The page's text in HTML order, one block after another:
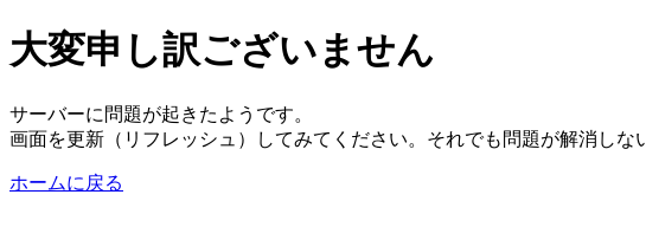
大変申し訳ございません
サーバーに問題が起きたようです。
画面を更新（リフレッシュ）してみてください。それでも問題が解消しな
ホームに戻る